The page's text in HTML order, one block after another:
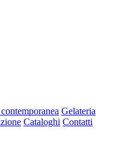
Gelateria
Cataloghi Contatti